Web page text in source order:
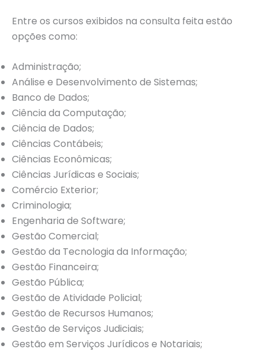
Entre os cursos exibidos na consulta feita estão
opções como:
Administração;
Análise e Desenvolvimento de Sistemas;
Banco de Dados;
Ciência da Computação;
Ciência de Dados;
Ciências Contábeis;
Ciências Econômicas;
Ciências Jurídicas e Sociais;
Comércio Exterior;
Criminologia;
Engenharia de Software;
Gestão Comercial;
Gestão da Tecnologia da Informação;
Gestão Financeira;
Gestão Pública;
Gestão de Atividade Policial;
Gestão de Recursos Humanos;
Gestão de Serviços Judiciais;
Gestão em Serviços Jurídicos e Notariais;